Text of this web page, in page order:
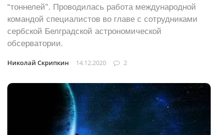
“тоннелей”. Проводилась работа международной
командой специалистов во главе с сотрудниками
сербской Белградской астрономической
обсерватории.
Николай Скрипкин 14.12.2020 2